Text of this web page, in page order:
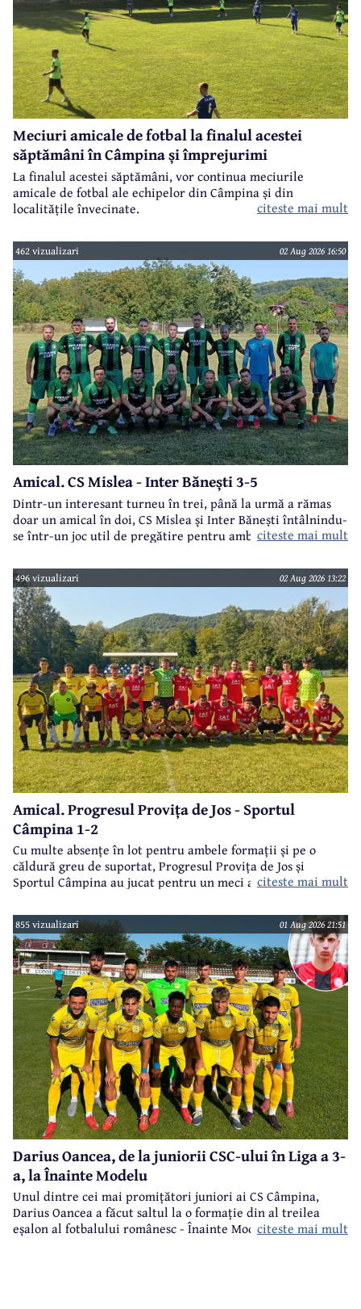
Meciuri amicale de fotbal la finalul acestei
săptămâni în Câmpina și împrejurimi
La finalul acestei săptămâni, vor continua meciurile
amicale de fotbal ale echipelor din Câmpina și din
localitățile învecinate.
citeste mai mult
462 vizualizari 02 Aug 2026 16:50
Amical. CS Mislea - Inter Bănești 3-5
Dintr-un interesant turneu în trei, până la urmă a rămas
doar un amical în doi, CS Mislea și Inter Bănești întâlnindu-
se într-un joc util de pregătire pentru ambele formații.
citeste mai mult
496 vizualizari 02 Aug 2026 13:22
Amical. Progresul Provița de Jos - Sportul
Câmpina 1-2
Cu multe absențe în lot pentru ambele formații și pe o
căldură greu de suportat, Progresul Provița de Jos și
Sportul Câmpina au jucat pentru un meci amical.citeste mai mult
855 vizualizari 01 Aug 2026 21:51
Darius Oancea, de la juniorii CSC-ului în Liga a 3-
a, la Înainte Modelu
Unul dintre cei mai promițători juniori ai CS Câmpina,
Darius Oancea a făcut saltul la o formație din al treilea
eșalon al fotbalului românesc - Înainte Modelu, din județul
citeste mai mult